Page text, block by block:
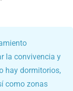
la convivencia y
hay dormitorios,
como zonas